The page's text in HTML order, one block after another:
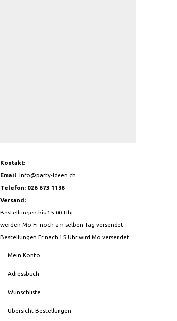
Kontakt:
Email:Info@party-Ideen.ch
Telefon: 026 673 1186
Versand:
Bestellungen bis 15.00 Uhr
werden Mo-Fr noch am selben Tag versendet.
Bestellungen Fr nach 15 Uhr wird Mo versendet
Mein Konto
Adressbuch
Wunschliste
Übersicht Bestellungen